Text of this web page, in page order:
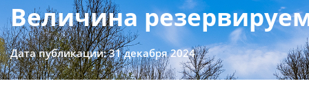
Величина
Дата публикации: 31 декабря 2024